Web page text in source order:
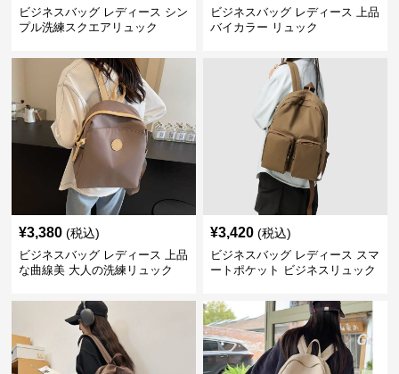
ビジネスバッグ レディース シン
プル洗練スクエアリュック
ビジネスバッグ レディース 上品
バイカラー リュック
¥3,380 (税込)
ビジネスバッグ レディース 上品
な曲線美 大人の洗練リュック
¥3,420 (税込)
ビジネスバッグ レディース スマ
ートポケット ビジネスリュック